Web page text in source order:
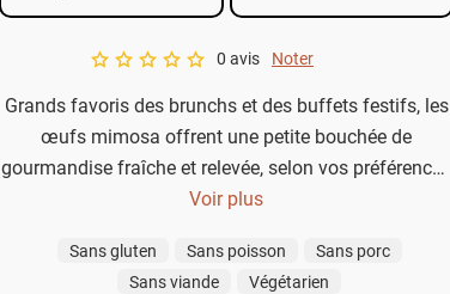
A star rating of 0 out of 5.
0 avis Noter
Grands favoris des brunchs et des buffets festifs, les
œufs mimosa offrent une petite bouchée de
gourmandise fraîche et relevée, selon vos préférences
: c'est la recette d'entrée idéale pour un repas de
Voir plus
Sans gluten Sans poisson
Sans porc
Sans viande
Végétarien